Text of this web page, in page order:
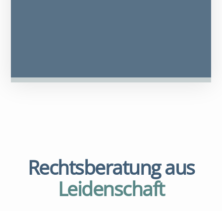
Rechtsberatung aus
Leidenschaft